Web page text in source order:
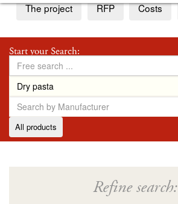
The project RFP Costs
Start your Search:
All products
Refine search: